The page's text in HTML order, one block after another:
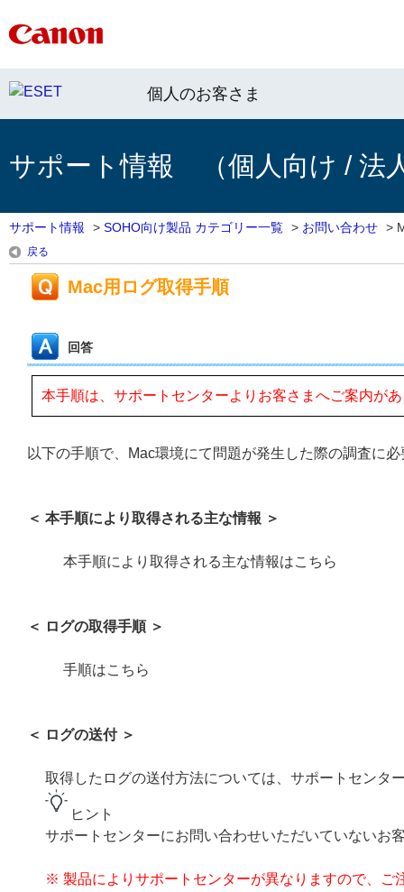
個人のお客さま
サポート情報 （個人向け / 法
サポート情報 > SOHO向け製品 カテゴリー一覧 > お問い合わせ >
戻る
Mac用ログ取得手順
回答
本手順は、サポートセンターよりお客さまへご案内が
以下の手順で、Mac環境にて問題が発生した際の調査に
＜ 本手順により取得される主な情報 ＞
本手順により取得される主な情報はこちら
＜ ログの取得手順 ＞
手順はこちら
＜ ログの送付 ＞
取得したログの送付方法については、サポートセンタ
ヒント
サポートセンターにお問い合わせいただいていない
※ 製品によりサポートセンターが異なりますので、ご